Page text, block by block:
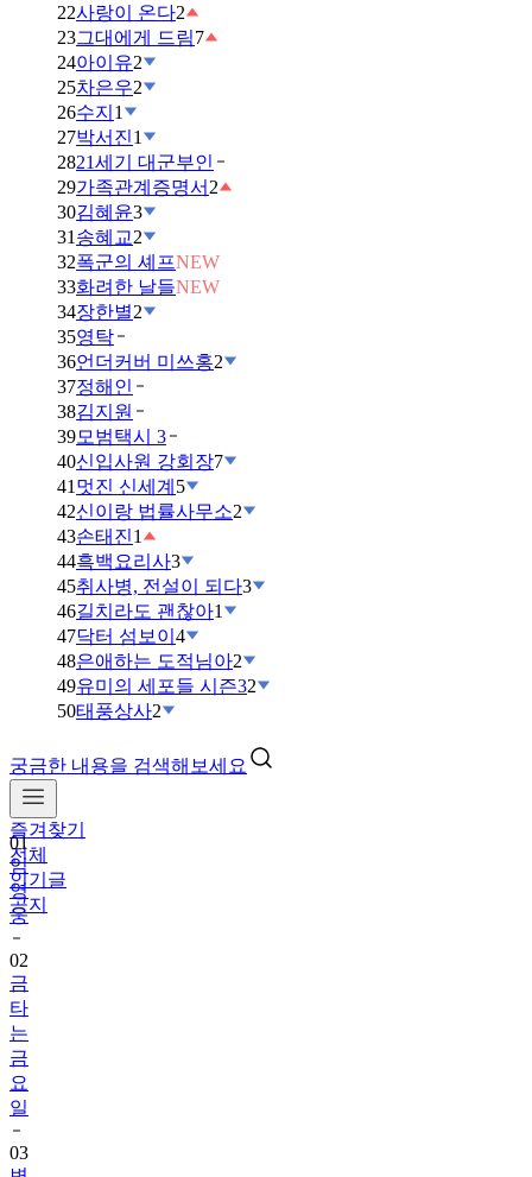
22사랑이 온다2
23그대에게 드림7
24아이유2
25차은우2
26수지 1
27박서진1
2821세기 대군부인
29가족관계증명서 2
30김혜윤3
31 송혜교2
32폭군의 셰프NEW
33화려한 날들NEW
34장한별2
35영탁
36언더커버 미쓰홍2
37정해인
38김지원
39모범택시 3
40신입사원 강회장7
41 멋진 신세계 5
42신이랑 법률사무소2
43손태진1
44흑백요리사3
45취사병, 전설이 되다3
46길치라도 괜찮아1
47닥터 섬보이 4
48은애하는 도적님아2
49유미의 세포들 시즌32
50태풍상사2
궁금한 내용을 검색해보세요
즐겨찾기
전체
인기글
공지
01
임
영
웅
02
금
타
는
금
요
일
03